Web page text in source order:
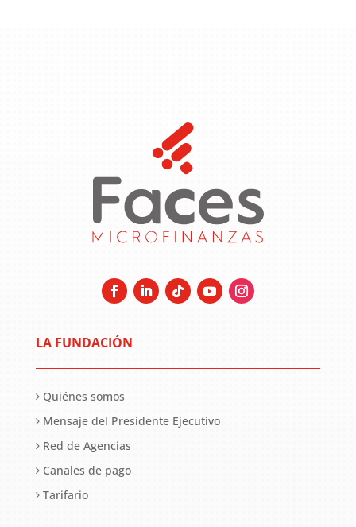
LA FUNDACIÓN
Quiénes somos
Mensaje del Presidente Ejecutivo
Red de Agencias
Canales de pago
Tarifario